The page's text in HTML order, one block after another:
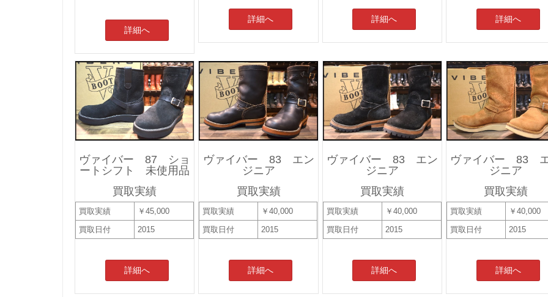
詳細へ
詳細へ 詳細へ 詳細へ
ヴァイバー 87 ショ
ートシフト 未使用品
買取実績
買取実績
￥45,000
買取日付
2015
詳細へ
ヴァイバー 83 エン
ジニア
買取実績
買取実績
￥40,000
買取日付
2015
詳細へ
ヴァイバー 83 エン
ジニア
買取実績
買取実績
￥40,000
買取日付
2015
詳細へ
ヴァイバー 83
ジニア
買取実績
買取実績
￥40,000
買取日付
2015
詳細へ